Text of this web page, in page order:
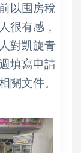
以囤房稅
很有感，
對凱旋青
填寫申請
關文件。